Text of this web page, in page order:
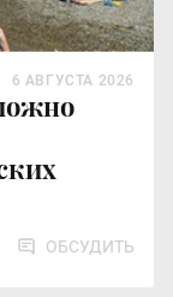
6 АВГУСТА 2026
ОБСУДИТЬ